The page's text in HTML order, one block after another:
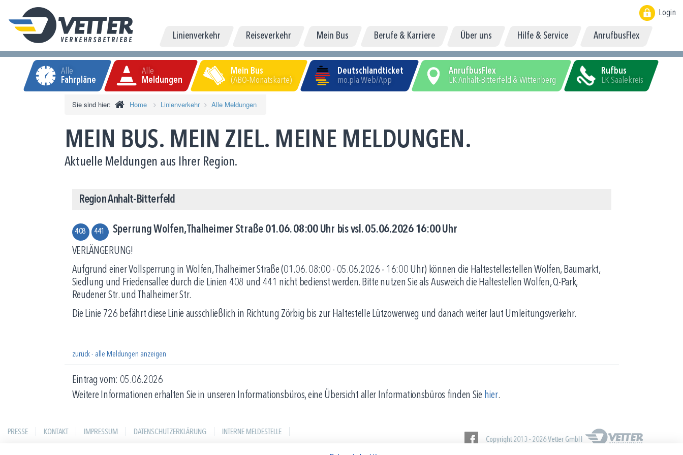
Login
Linienverkehr Reiseverkehr Mein Bus Berufe & Karriere Über uns Hilfe & Service AnrufbusFlex
Alle
Fahrpläne
Alle
Meldungen
Mein Bus
(ABO-Monatskarte)
Deutschlandticket
mo.pla Web/App
AnrufbusFlex
LK Anhalt-Bitterfeld & Wittenberg
Rufbus
LK Saalekreis
Sie sind hier: Home Linienverkehr Alle Meldungen
MEIN BUS. MEIN ZIEL. MEINE MELDUNGEN.
Aktuelle Meldungen aus Ihrer Region.
Region Anhalt-Bitterfeld
408 441 Sperrung Wolfen, Thalheimer Straße 01.06. 08:00 Uhr bis vsl. 05.06.2026 16:00 Uhr
VERLÄNGERUNG!
Aufgrund einer Vollsperrung in Wolfen, Thalheimer Straße (01.06. 08:00 - 05.06.2026 - 16:00 Uhr) können die Haltestellestellen Wolfen, Baumarkt,
Siedlung und Friedensallee durch die Linien 408 und 441 nicht bedienst werden. Bitte nutzen Sie als Ausweich die Haltestellen Wolfen, Q-Park,
Reudener Str. und Thalheimer Str.
Die Linie 726 befährt diese Linie ausschließlich in Richtung Zörbig bis zur Haltestelle Lützowerweg und danach weiter laut Umleitungsverkehr.
zurück - alle Meldungen anzeigen
Eintrag vom: 05.06.2026
Weitere Informationen erhalten Sie in unseren Informationsbüros, eine Übersicht aller Informationsbüros finden Sie hier.
PRESSE KONTAKT IMPRESSUM DATENSCHUTZERKLÄRUNG INTERNE MELDESTELLE
Copyright 2013 - 2026 Vetter GmbH